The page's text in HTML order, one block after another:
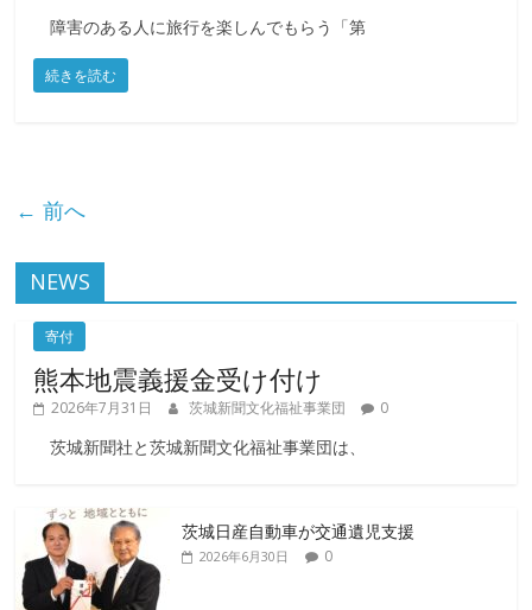
障害のある人に旅行を楽しんでもらう「第
続きを読む
← 前へ
NEWS
寄付
熊本地震義援金受け付け
2026年7月31日 茨城新聞文化福祉事業団 0
茨城新聞社と茨城新聞文化福祉事業団は、
茨城日産自動車が交通遺児支援
2026年6月30日 0